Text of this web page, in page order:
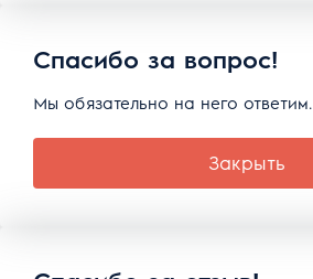
Спасибо за вопрос!
Мы обязательно на него ответим.
Закрыть